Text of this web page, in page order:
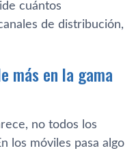
cuántos
de distribución,
más en la gama
no todos los
los móviles pasa algo